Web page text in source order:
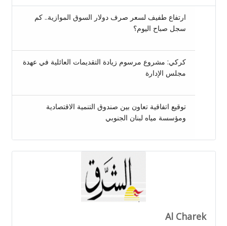
ارتفاع طفيف لسعر صرف دولار السوق الموازية.. كم
سجل صباح اليوم؟
كركي: مشروع مرسوم زيادة التقديمات العائلية في عهدة
مجلس الإدارة
توقيع اتفاقية تعاون بين صندوق التنمية الاقتصادية
ومؤسسة مياه لبنان الجنوبي
Al Charek